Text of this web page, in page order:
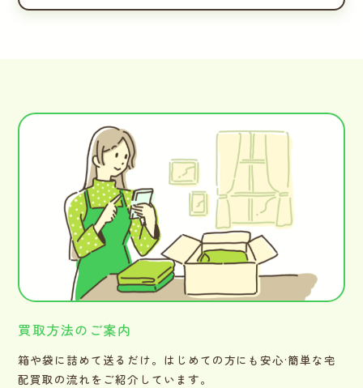
買取方法のご案内
箱や袋に詰めて送るだけ。はじめての方にも安心·簡単な宅
配買取の流れをご紹介しています。